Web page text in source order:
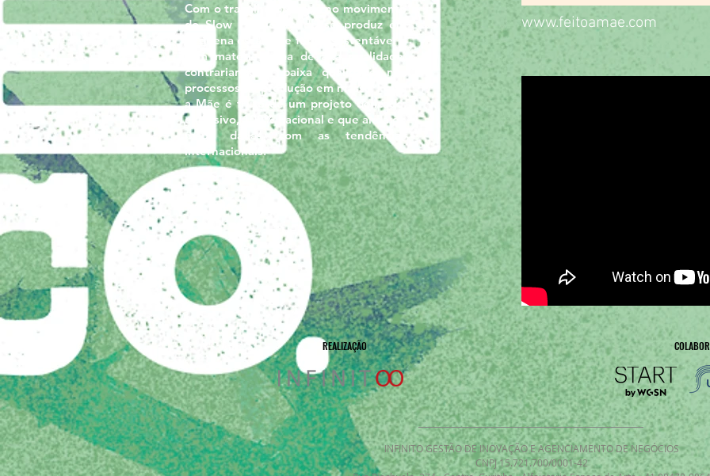
Com o trabalho baseado no movimento
do Slow Fashion onde se produz em
pequena escala, de forma sustentável e
com matéria-prima de alta qualidade,
contrariando a baixa qualidade nos
processos de produção em massa. Feito
a Mãe é fruto de um projeto delicado,
exclusivo, 100% nacional e que anda de
mãos dadas com as tendências
internacionais.
www.feitoamae.com
REALIZAÇÃO
INFINITO GESTÃO DE INOVAÇÃO E AGENCIAMENTO DE NEGÓCIOS​
CNPJ 15.721.700/0001-42